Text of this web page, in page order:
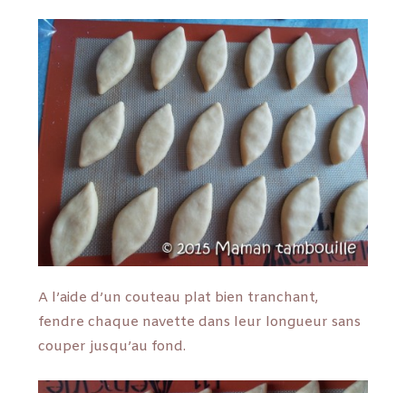
A l’aide d’un couteau plat bien tranchant,
fendre chaque navette dans leur longueur sans
couper jusqu’au fond.